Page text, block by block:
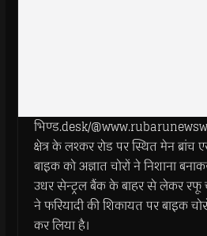
भिण्ड.desk/
क्षेत्र के लश्कर रोड पर स्थित मेन
बाइक को अज्ञात चोरों ने निशाना
उधर सेन्ट्रल बैंक के बाहर से लेकर रफू
ने फरियादी की शिकायत पर बाइक
कर लिया है।